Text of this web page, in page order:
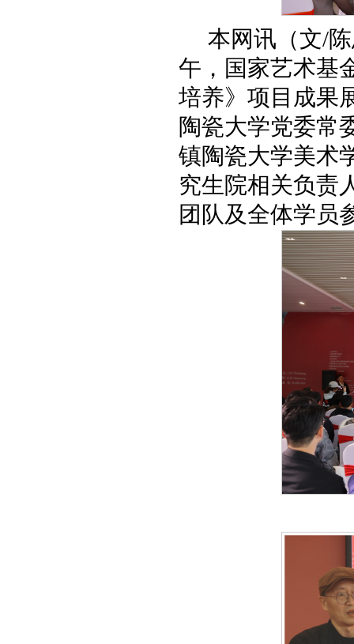
本网讯（文/
午，国家艺术基
培养》项目成果
陶瓷大学党委常
镇陶瓷大学美术
究生院相关负责
团队及全体学员